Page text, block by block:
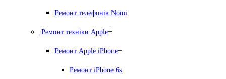
Ремонт телефонів Nomi
Ремонт техніки Apple+
Ремонт Apple iPhone+
Ремонт iPhone 6s